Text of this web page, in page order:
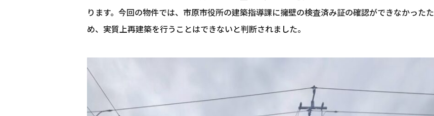
ります。今回の物件では、市原市役所の建築指導課に擁壁の検査済み証の確認ができなかったた
め、実質上再建築を行うことはできないと判断されました。